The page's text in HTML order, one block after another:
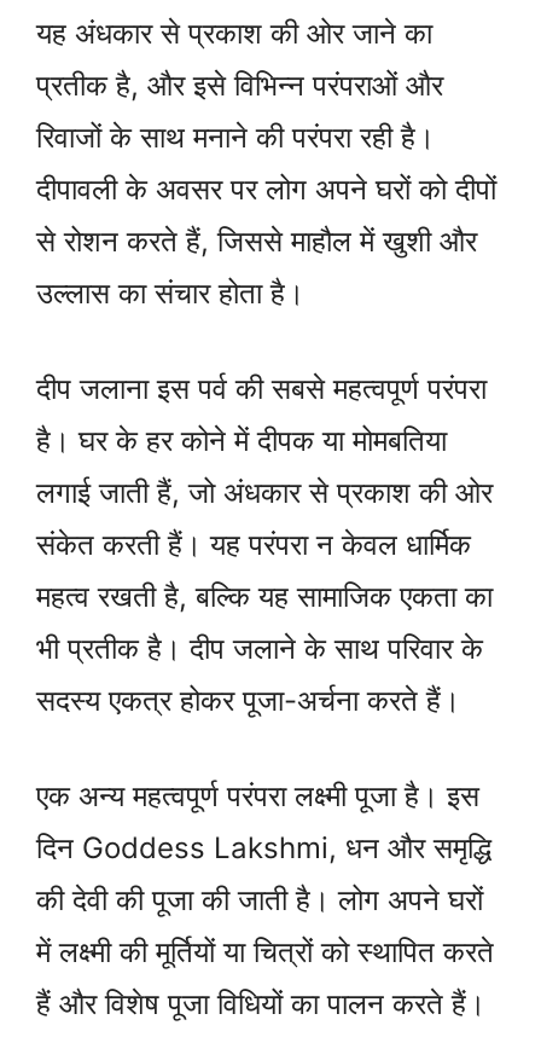
यह अंधकार से प्रकाश की ओर जाने का
प्रतीक है, और इसे विभिन्न परंपराओं और
रिवाजों के साथ मनाने की परंपरा रही है।
दीपावली के अवसर पर लोग अपने घरों को दीपों
से रोशन करते हैं, जिससे माहौल में खुशी और
उल्लास का संचार होता है।
दीप जलाना इस पर्व की सबसे महत्वपूर्ण परंपरा
है। घर के हर कोने में दीपक या मोमबतिया
लगाई जाती हैं, जो अंधकार से प्रकाश की ओर
संकेत करती हैं। यह परंपरा न केवल धार्मिक
महत्व रखती है, बल्कि यह सामाजिक एकता का
भी प्रतीक है। दीप जलाने के साथ परिवार के
सदस्य एकत्र होकर पूजा-अर्चना करते हैं।
एक अन्य महत्वपूर्ण परंपरा लक्ष्मी पूजा है। इस
दिन Goddess Lakshmi, धन और समृद्धि
की देवी की पूजा की जाती है। लोग अपने घरों
में लक्ष्मी की मूर्तियों या चित्रों को स्थापित करते
हैं और विशेष पूजा विधियों का पालन करते हैं।